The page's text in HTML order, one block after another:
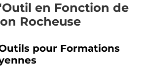
en Fonction de
Rocheuse
pour Formations